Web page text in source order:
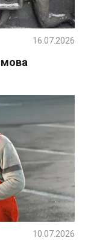
мова
16.07.2026
10.07.2026